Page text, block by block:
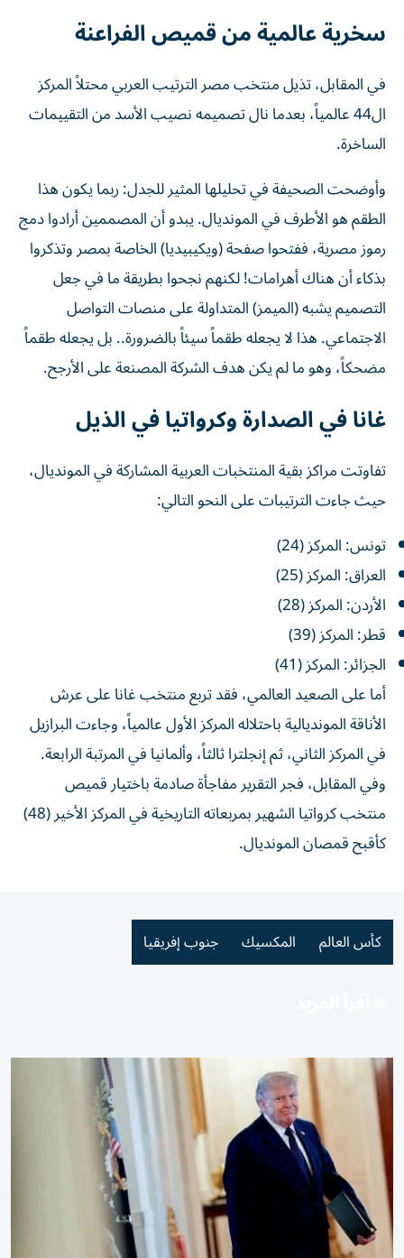
سخرية عالمية من قميص الفراعنة
في المقابل، تذيل منتخب مصر الترتيب العربي محتلاً المركز
ال44 عالمياً، بعدما نال تصميمه نصيب الأسد من التقييمات
الساخرة.
وأوضحت الصحيفة في تحليلها المثير للجدل: ربما يكون هذا
الطقم هو الأطرف في المونديال. يبدو أن المصممين أرادوا دمج
رموز مصرية، ففتحوا صفحة (ويكيبيديا) الخاصة بمصر وتذكروا
بذكاء أن هناك أهرامات! لكنهم نجحوا بطريقة ما في جعل
التصميم يشبه (الميمز) المتداولة على منصات التواصل
الاجتماعي. هذا لا يجعله طقماً سيئاً بالضرورة.. بل يجعله طقماً
مضحكاً، وهو ما لم يكن هدف الشركة المصنعة على الأرجح.
غانا في الصدارة وكرواتيا في الذيل
تفاوتت مراكز بقية المنتخبات العربية المشاركة في المونديال،
حيث جاءت الترتيبات على النحو التالي:
تونس: المركز (24)
العراق: المركز (25)
الأردن: المركز (28)
قطر: المركز (39)
الجزائر: المركز (41)
أما على الصعيد العالمي، فقد تربع منتخب غانا على عرش
الأناقة المونديالية باحتلاله المركز الأول عالمياً، وجاءت البرازيل
في المركز الثاني، ثم إنجلترا ثالثاً، وألمانيا في المرتبة الرابعة.
وفي المقابل، فجر التقرير مفاجأة صادمة باختيار قميص
منتخب كرواتيا الشهير بمربعاته التاريخية في المركز الأخير (48)
كأقبح قمصان المونديال.
كأس العالم المكسيك جنوب إفريقيا